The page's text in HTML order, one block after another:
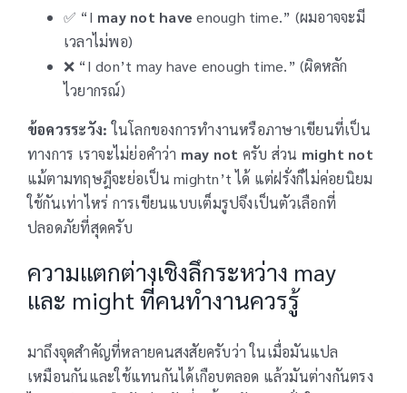
✅ “I may not have enough time.” (ผมอาจจะมี
เวลาไม่พอ)
❌ “I don’t may have enough time.” (ผิดหลัก
ไวยากรณ์)
ข้อควรระวัง: ในโลกของการทำงานหรือภาษาเขียนที่เป็น
ทางการ เราจะไม่ย่อคำว่า may not ครับ ส่วน might not
แม้ตามทฤษฎีจะย่อเป็น mightn’t ได้ แต่ฝรั่งก็ไม่ค่อยนิยม
ใช้กันเท่าไหร่ การเขียนแบบเต็มรูปจึงเป็นตัวเลือกที่
ปลอดภัยที่สุดครับ
ความแตกต่างเชิงลึกระหว่าง may
และ might ที่คนทำงานควรรู้
มาถึงจุดสำคัญที่หลายคนสงสัยครับว่า ในเมื่อมันแปล
เหมือนกันและใช้แทนกันได้เกือบตลอด แล้วมันต่างกันตรง